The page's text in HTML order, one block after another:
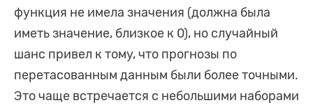
функция не имела значения (должна была
иметь значение, близкое к 0), но случайный
шанс привел к тому, что прогнозы по
перетасованным данным были более точными.
Это чаще встречается с небольшими наборами